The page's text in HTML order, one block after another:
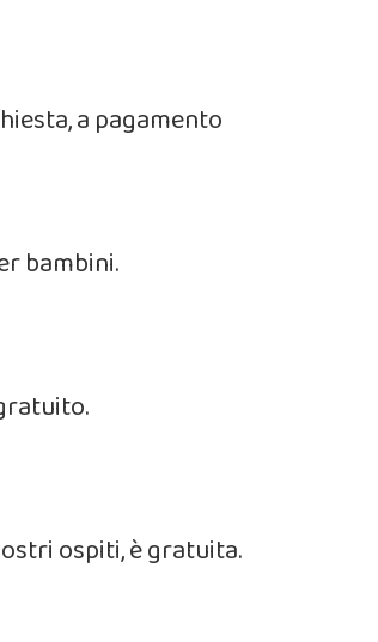
a pagamento
bambini.
ospiti, è gratuita.